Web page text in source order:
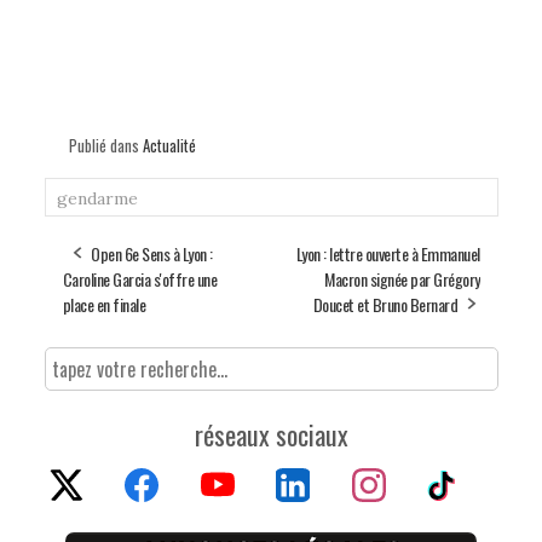
Publié dans Actualité
gendarme
Open 6e Sens à Lyon :
Caroline Garcia s'offre une
place en finale
Lyon : lettre ouverte à Emmanuel
Macron signée par Grégory
Doucet et Bruno Bernard
réseaux sociaux